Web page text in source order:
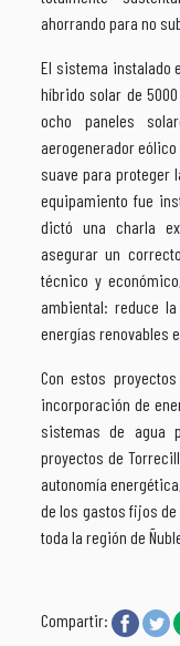
ahorrando para no
El sistema instalado
híbrido solar de 5000
ocho paneles
aerogenerador
suave para proteger
equipamiento fue
dictó una charla
asegurar un
técnico y
ambiental: reduce
energías renovables
Con estos
incorporación de
sistemas de agua
proyectos de
autonomía
de los gastos fijos de
toda la región de
Compartir: